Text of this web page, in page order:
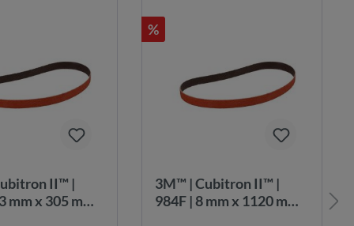
mm x 305 mm |
%
3M™ | Cubitron II™ |
984F | 8 mm x 1120 mm |